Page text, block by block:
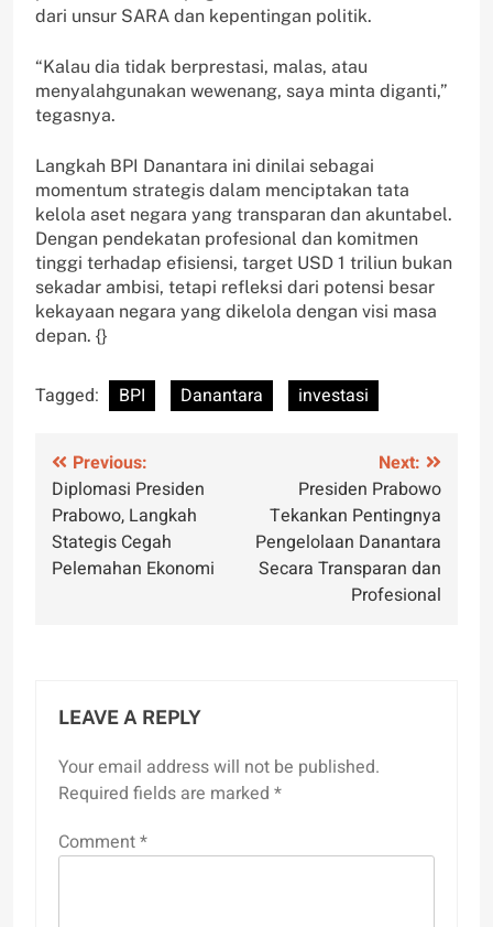
dari unsur SARA dan kepentingan politik.
“Kalau dia tidak berprestasi, malas, atau
menyalahgunakan wewenang, saya minta diganti,”
tegasnya.
Langkah BPI Danantara ini dinilai sebagai
momentum strategis dalam menciptakan tata
kelola aset negara yang transparan dan akuntabel.
Dengan pendekatan profesional dan komitmen
tinggi terhadap efisiensi, target USD 1 triliun bukan
sekadar ambisi, tetapi refleksi dari potensi besar
kekayaan negara yang dikelola dengan visi masa
depan. {}
Tagged: BPI Danantara investasi
Post
navigation
Previous:
Diplomasi Presiden
Prabowo, Langkah
Stategis Cegah
Pelemahan Ekonomi
Next:
Presiden Prabowo
Tekankan Pentingnya
Pengelolaan Danantara
Secara Transparan dan
Profesional
LEAVE A REPLY
Your email address will not be published.
Required fields are marked *
Comment*